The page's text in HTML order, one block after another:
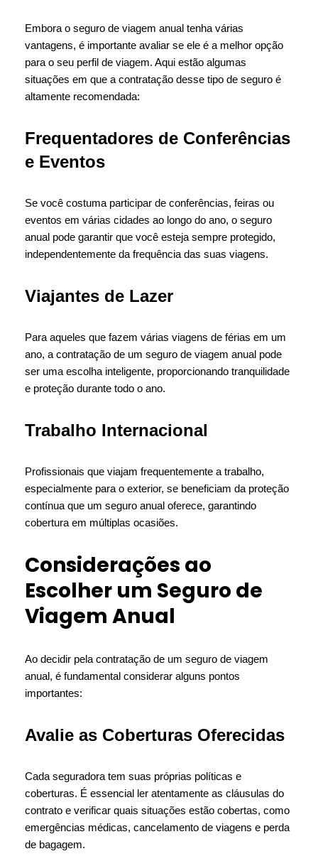
Embora o seguro de viagem anual tenha várias
vantagens, é importante avaliar se ele é a melhor opção
para o seu perfil de viagem. Aqui estão algumas
situações em que a contratação desse tipo de seguro é
altamente recomendada:
Frequentadores de Conferências
e Eventos
Se você costuma participar de conferências, feiras ou
eventos em várias cidades ao longo do ano, o seguro
anual pode garantir que você esteja sempre protegido,
independentemente da frequência das suas viagens.
Viajantes de Lazer
Para aqueles que fazem várias viagens de férias em um
ano, a contratação de um seguro de viagem anual pode
ser uma escolha inteligente, proporcionando tranquilidade
e proteção durante todo o ano.
Trabalho Internacional
Profissionais que viajam frequentemente a trabalho,
especialmente para o exterior, se beneficiam da proteção
contínua que um seguro anual oferece, garantindo
cobertura em múltiplas ocasiões.
Considerações ao
Escolher um Seguro de
Viagem Anual
Ao decidir pela contratação de um seguro de viagem
anual, é fundamental considerar alguns pontos
importantes:
Avalie as Coberturas Oferecidas
Cada seguradora tem suas próprias políticas e
coberturas. É essencial ler atentamente as cláusulas do
contrato e verificar quais situações estão cobertas, como
emergências médicas, cancelamento de viagens e perda
de bagagem.